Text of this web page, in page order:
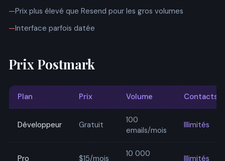
—Prix plus élevé que Resend pour les gros volumes
—Interface parfois datée
Prix Postmark
Plan Prix Volume Contacts
Développeur Gratuit
100
emails/mois
Illimités
Pro $15/mois
10 000
Illimités